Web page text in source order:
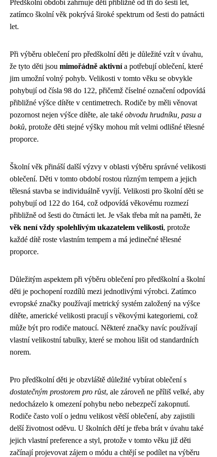
Předškolní období zahrnuje děti přibližně od tří do šesti let,
zatímco školní věk pokrývá široké spektrum od šesti do patnácti
let.
Při výběru oblečení pro předškolní děti je důležité vzít v úvahu,
že tyto děti jsou mimořádně aktivnía potřebují oblečení, které
jim umožní volný pohyb. Velikosti v tomto věku se obvykle
pohybují od čísla 98 do 122, přičemž číselné označení odpovídá
přibližné výšce dítěte v centimetrech. Rodiče by měli věnovat
pozornost nejen výšce dítěte, ale také obvodu hrudníku, pasu a
boků, protože děti stejné výšky mohou mít velmi odlišné tělesné
proporce.
Školní věk přináší další výzvy v oblasti výběru správné velikosti
oblečení. Děti v tomto období rostou různým tempem a jejich
tělesná stavba se individuálně vyvíjí. Velikosti pro školní děti se
pohybují od 122 do 164, což odpovídá věkovému rozmezí
přibližně od šesti do čtrnácti let. Je však třeba mít na paměti, že
věk není vždy spolehlivým ukazatelem velikosti, protože
každé dítě roste vlastním tempem a má jedinečné tělesné
proporce.
Důležitým aspektem při výběru oblečení pro předškolní a školní
děti je pochopení rozdílů mezi jednotlivými výrobci. Zatímco
evropské značky používají metrický systém založený na výšce
dítěte, americké velikosti pracují s věkovými kategoriemi, což
může být pro rodiče matoucí. Některé značky navíc používají
vlastní velikostní tabulky, které se mohou lišit od standardních
norem.
Pro předškolní děti je obzvláště důležité vybírat oblečení s
dostatečným prostorem pro růst, ale zároveň ne příliš velké, aby
nedocházelo k omezení pohybu nebo nebezpečí zakopnutí.
Rodiče často volí o jednu velikost větší oblečení, aby zajistili
delší životnost oděvu. U školních dětí je třeba brát v úvahu také
jejich vlastní preference a styl, protože v tomto věku již děti
začínají projevovat zájem o módu a chtějí se podílet na výběru